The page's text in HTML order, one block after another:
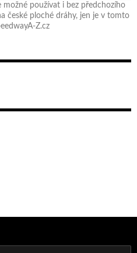
možné používat i bez předchozího
české ploché dráhy, jen je v tomto
Z.cz
na domácí dráze!